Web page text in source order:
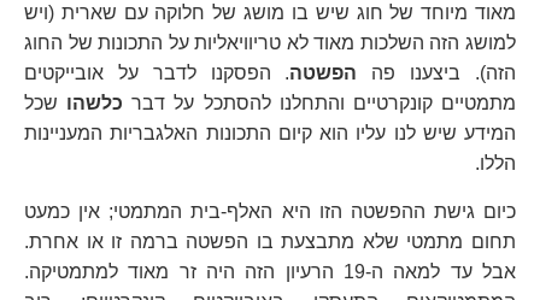
מאוד מיוחד של חוג שיש בו מושג של חלוקה עם שארית (ויש
למושג הזה השלכות מאוד לא טריוויאליות על התכונות של החוג
הזה). ביצענו פה הפשטה. הפסקנו לדבר על אובייקטים
מתמטיים קונקרטיים והתחלנו להסתכל על דבר כלשהו שכל
המידע שיש לנו עליו הוא קיום התכונות האלגבריות המעניינות
הללו.
כיום גישת ההפשטה הזו היא האלף-בית המתמטי; אין כמעט
תחום מתמטי שלא מתבצעת בו הפשטה ברמה זו או אחרת.
אבל עד למאה ה-19 הרעיון הזה היה זר מאוד למתמטיקה.